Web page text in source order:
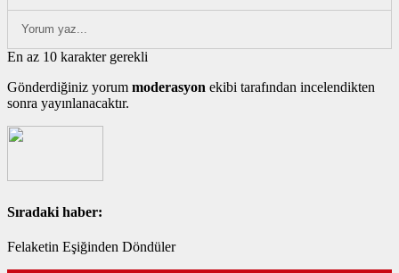
En az 10 karakter gerekli
Gönderdiğiniz yorum moderasyon ekibi tarafından incelendikten
sonra yayınlanacaktır.
Sıradaki haber:
Felaketin Eşiğinden Döndüler